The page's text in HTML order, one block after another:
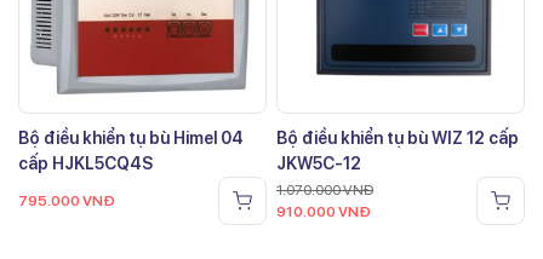
Bộ điều khiển tụ bù Himel 04
cấp HJKL5CQ4S
795.000 VNĐ
Bộ điều khiển tụ bù WIZ 12 cấp
JKW5C-12
1.070.000VNĐ
910.000 VNĐ